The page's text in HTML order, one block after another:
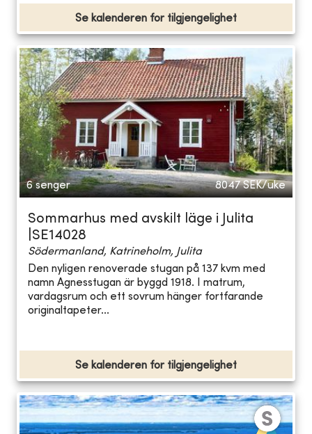
Se kalenderen for tilgjengelighet
6 senger 8047 SEK/uke
Sommarhus med avskilt läge i Julita
|SE14028
Södermanland, Katrineholm, Julita
Den nyligen renoverade stugan på 137 kvm med
namn Agnesstugan är byggd 1918. I matrum,
vardagsrum och ett sovrum hänger fortfarande
originaltapeter...
Se kalenderen for tilgjengelighet